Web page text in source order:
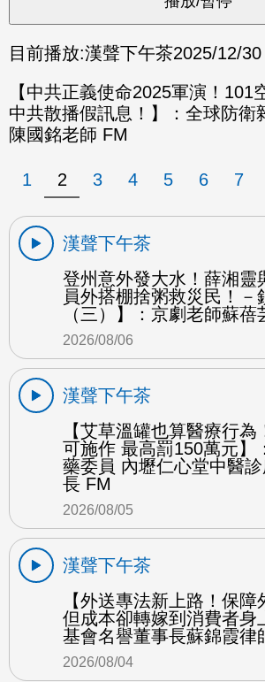
目前播放:漢聲下午茶2025/12/30
【中共正義使命2025軍演！101
中共散播假訊息！】：全球防衛
陳國銘老師 FM
1 2 3 4 5 6 7
漢聲下午茶
登州意外發大水！薛湘
員外搭棚捨粥救災民！－
（三）】：京劇老師蘇蓓
2026/08/06
漢聲下午茶
【艾草溫罐也算醫療行
可施作 最高罰150萬元】
藥委員 內壢仁心堂中醫
長 FM
2026/08/05
漢聲下午茶
【外送專法新上路！保障
但成本卻轉嫁到消費者身
基會名譽董事長蘇錦霞律
2026/08/04